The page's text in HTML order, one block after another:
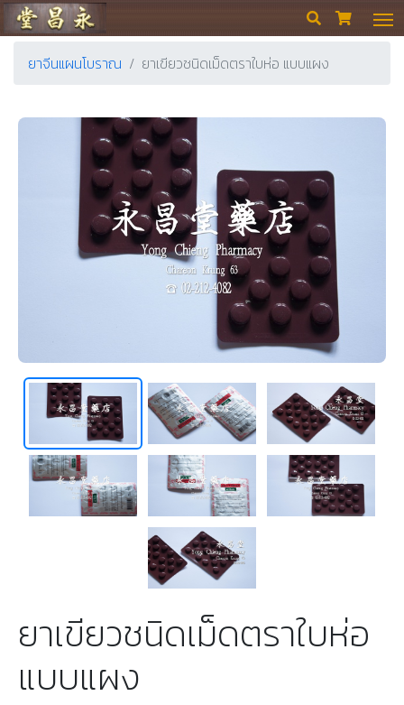
ร้านขายยา ย่งเชียงตึ๊ง  
ยาจีนแผนโบราณ ยาเขียวชนิดเม็ดตราใบห่อ แบบแผง
ยาเขียวชนิดเม็ดตราใบห่อ
แบบแผง